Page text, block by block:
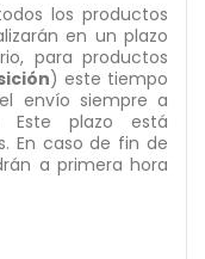
los productos
en un plazo
para productos
) este tiempo
envío siempre a
Este plazo está
En caso de fin de
a primera hora